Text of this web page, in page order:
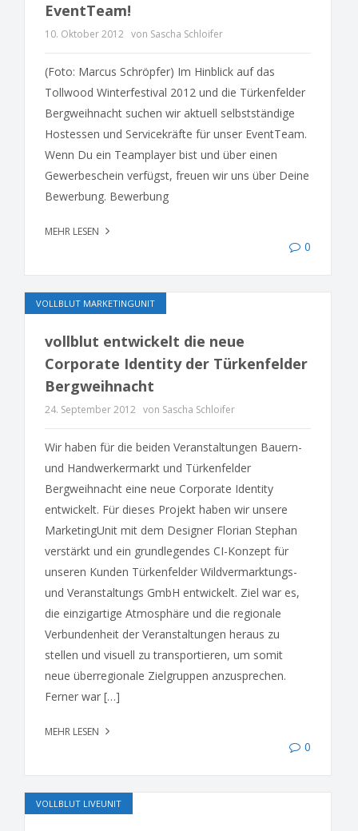
EventTeam!
10. Oktober 2012 von Sascha Schloifer
(Foto: Marcus Schröpfer) Im Hinblick auf das
Tollwood Winterfestival 2012 und die Türkenfelder
Bergweihnacht suchen wir aktuell selbstständige
Hostessen und Servicekräfte für unser EventTeam.
Wenn Du ein Teamplayer bist und über einen
Gewerbeschein verfügst, freuen wir uns über Deine
Bewerbung. Bewerbung
MEHR LESEN
0
VOLLBLUT MARKETINGUNIT
vollblut entwickelt die neue
Corporate Identity der Türkenfelder
Bergweihnacht
24. September 2012 von Sascha Schloifer
Wir haben für die beiden Veranstaltungen Bauern-
und Handwerkermarkt und Türkenfelder
Bergweihnacht eine neue Corporate Identity
entwickelt. Für dieses Projekt haben wir unsere
MarketingUnit mit dem Designer Florian Stephan
verstärkt und ein grundlegendes CI-Konzept für
unseren Kunden Türkenfelder Wildvermarktungs-
und Veranstaltungs GmbH entwickelt. Ziel war es,
die einzigartige Atmosphäre und die regionale
Verbundenheit der Veranstaltungen heraus zu
stellen und visuell zu transportieren, um somit
neue überregionale Zielgruppen anzusprechen.
Ferner war […]
MEHR LESEN
0
VOLLBLUT LIVEUNIT